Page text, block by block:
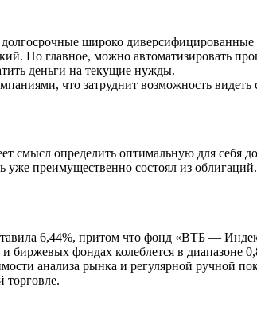
широко
Но главное, можно автоматизировать
деньги на текущие нужды.
что затруднит возможность
смысл определить оптимальную для себя
преимущественно состоял из
6,44%, притом что фонд «ВТБ —
фондах колеблется в диапазоне
анализа рынка и регулярной ручной
торговле.